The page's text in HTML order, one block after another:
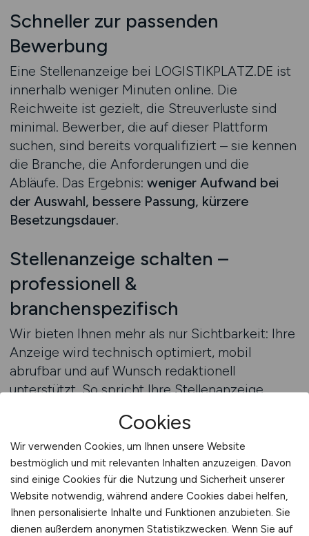
Schneller zur passenden
Bewerbung
Eine Stellenanzeige bei LOGISTIKPLATZ.DE ist
innerhalb weniger Minuten online. Die
Reichweite ist gezielt, die Streuverluste sind
minimal. Bewerber, die auf dieser Plattform
suchen, sind bereits vorqualifiziert – sie kennen
die Branche, die Anforderungen und die
Abläufe. Das Ergebnis: weniger Aufwand bei
der Auswahl, bessere Passung, kürzere
Besetzungsdauer.
Stellenanzeige schalten –
professionell &
branchenspezifisch
Wir bieten Ihnen mehr als nur Sichtbarkeit: Ihre
Anzeige wird technisch optimiert, mobil
abrufbar und auf Wunsch redaktionell
unterstützt. So spricht Ihre Stellenanzeige
es sich um Transportdisponenten,
Speditionskaufleute oder administrative Kräfte
in der Logistik handelt.
Fachkräfte aus der Spedition
gezielt erreichen
Cookies
Wir verwenden Cookies, um Ihnen unsere Website
bestmöglich und mit relevanten Inhalten anzuzeigen. Davon
sind einige Cookies für die Nutzung und Sicherheit unserer
Website notwendig, während andere Cookies dabei helfen,
Ihnen personalisierte Inhalte und Funktionen anzubieten. Sie
dienen außerdem anonymen Statistikzwecken. Wenn Sie auf